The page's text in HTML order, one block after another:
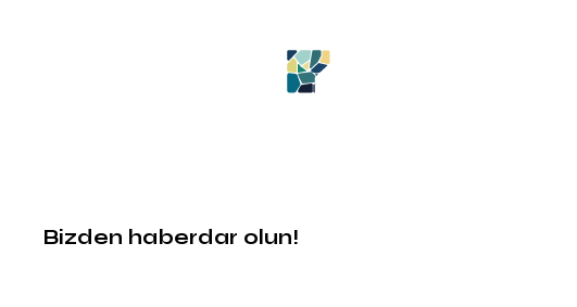
Bizden haberdar olun!